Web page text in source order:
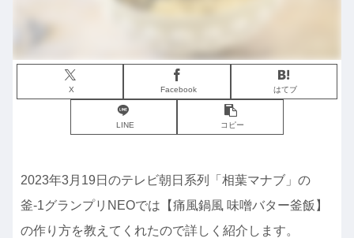
X Facebook はてブ
LINE コピー
2023年3月19日のテレビ朝日系列「相葉マナブ」の
釜-1グランプリNEOでは【痛風鍋風 味噌バター釜飯】
の作り方を教えてくれたので詳しく紹介します。